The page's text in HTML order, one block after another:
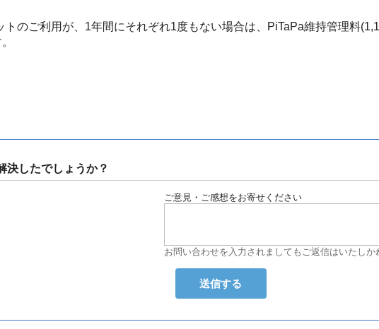
トのご利用が、1年間にそれぞれ1度もない場合は、PiTaPa維持管理料
決したでしょうか？
ご意見・ご感想をお寄せください
お問い合わせを入力されましてもご返信はいたしか